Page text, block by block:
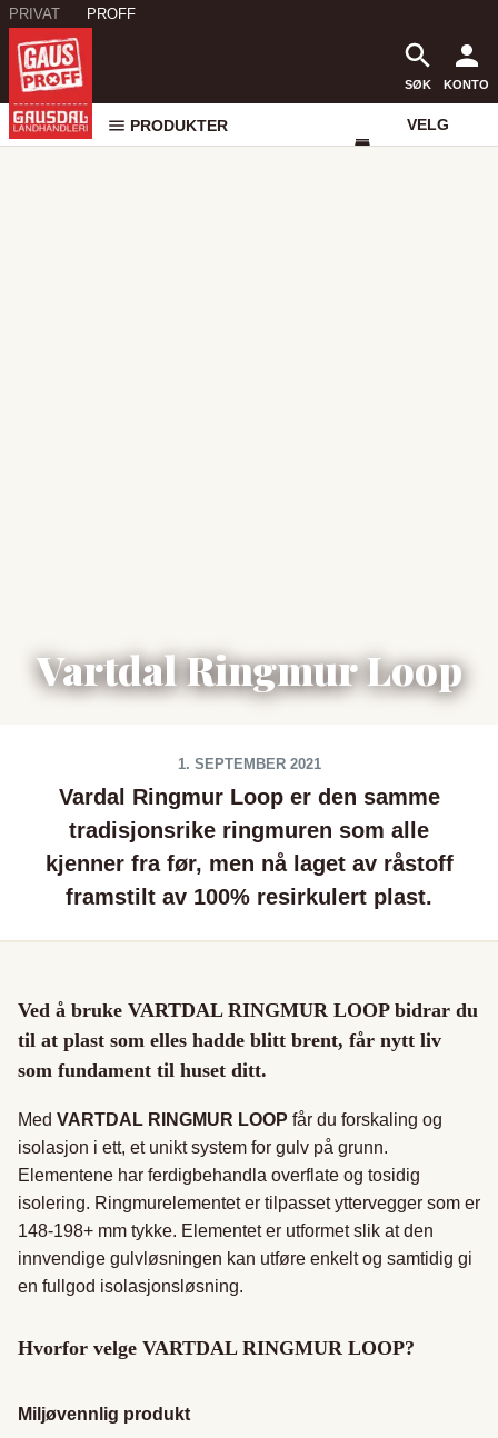
PRIVAT PROFF
SØK KONTO
PRODUKTER VELG
Vartdal Ringmur Loop
1. SEPTEMBER 2021
Vardal Ringmur Loop er den samme
tradisjonsrike ringmuren som alle
kjenner fra før, men nå laget av råstoff
framstilt av 100% resirkulert plast.
Ved å bruke VARTDAL RINGMUR LOOP bidrar du
til at plast som elles hadde blitt brent, får nytt liv
som fundament til huset ditt.
Med VARTDAL RINGMUR LOOP får du forskaling og
isolasjon i ett, et unikt system for gulv på grunn.
Elementene har ferdigbehandla overflate og tosidig
isolering. Ringmurelementet er tilpasset yttervegger som er
148-198+ mm tykke. Elementet er utformet slik at den
innvendige gulvløsningen kan utføre enkelt og samtidig gi
en fullgod isolasjonsløsning.
Hvorfor velge VARTDAL RINGMUR LOOP?
Miljøvennlig produkt